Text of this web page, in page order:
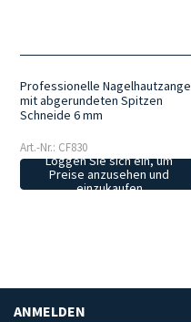
Professionelle Nagelhautzange
mit abgerundeten Spitzen
Schneide 6 mm
Art.-Nr.: CF830
Loggen Sie sich ein, um
Preise anzusehen und
einzukaufen
ANMELDEN